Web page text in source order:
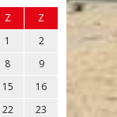
Z
Z
1
2
8
9
15
16
22
23